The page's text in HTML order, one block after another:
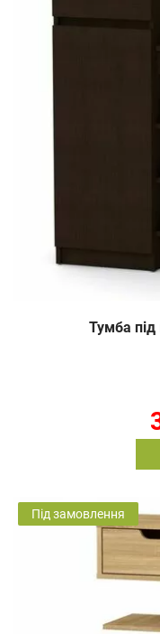
Тумба
Під замовлення